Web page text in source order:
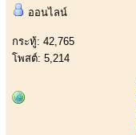
ออนไลน์
กระทู้: 42,765
โพสต์: 5,214